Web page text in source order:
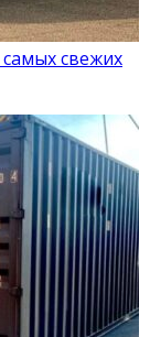
свежих